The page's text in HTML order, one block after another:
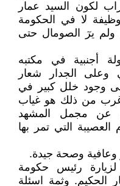
لكون السيد عمار
لا في الحكومة
ولم يرٓ الصومال حتى
أجنبية في مكتبه
وعلى الجدار شعار
وجود خلل كبير في
من ذلك هو غياب
عن مجمل المشهد
التي تمر بها
وعافية وصحة جيدة.
رئيس حكومة
الحكيم. وثمة اسئلة